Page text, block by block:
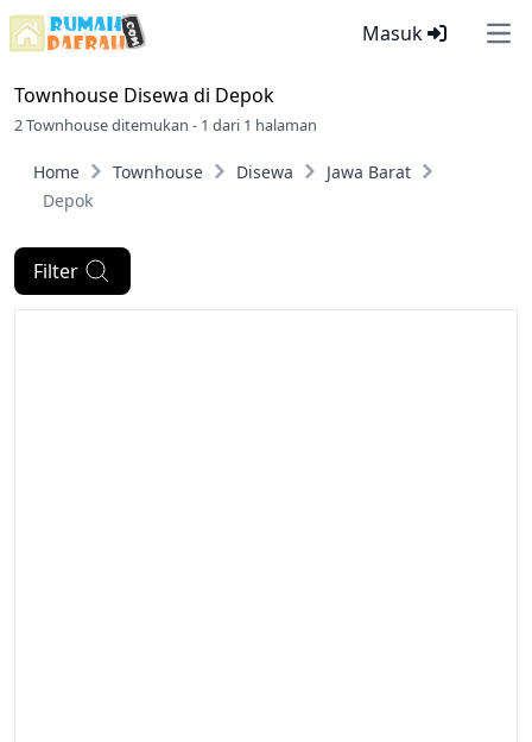
Masuk
Townhouse Disewa di Depok
2 Townhouse ditemukan - 1 dari 1 halaman
Home Townhouse Disewa
Jawa Barat
Depok
Filter